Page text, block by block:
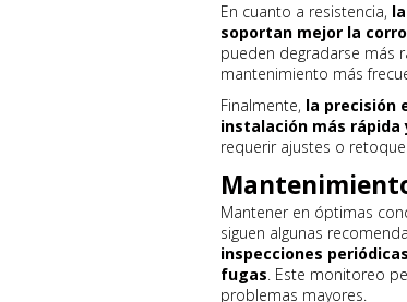
En cuanto a resistencia,
soportan mejor la
pueden degradarse más
mantenimiento más
Finalmente, la precisión
instalación más rápida
requerir ajustes o
Mantener en óptimas
siguen algunas
inspecciones
fugas. Este monitoreo
problemas mayores.